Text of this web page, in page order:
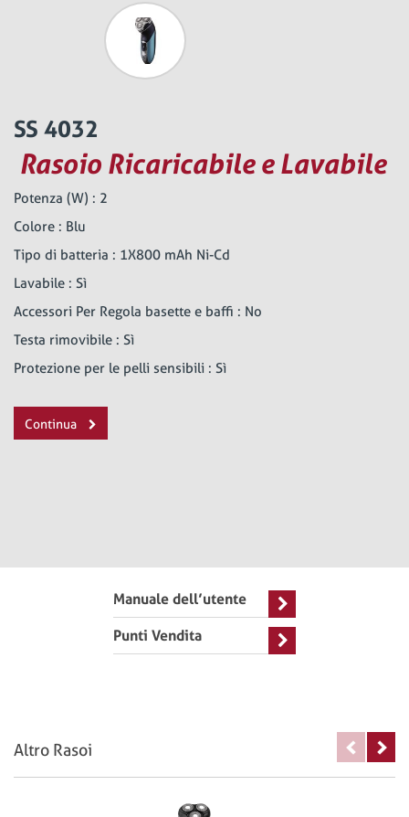
SS 4032
Rasoio Ricaricabile e Lavabile
Potenza (W) : 2
Colore : Blu
Tipo di batteria : 1X800 mAh Ni-Cd
Lavabile : Sì
Accessori Per Regola basette e baffi : No
Testa rimovibile : Sì
Protezione per le pelli sensibili : Sì
Continua
Manuale dell’utente
Punti Vendita
Altro Rasoi